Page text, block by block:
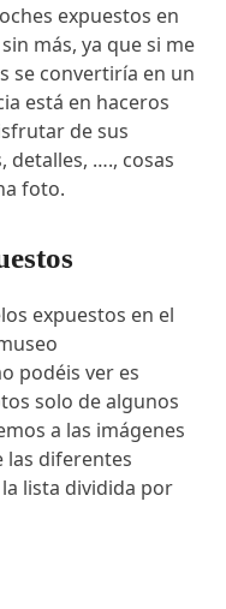
expuestos en
más, ya que si me
se convertiría en un
está en haceros
de sus
detalles, …., cosas
foto.
expuestos en el
podéis ver es
solo de algunos
a las imágenes
las diferentes
lista dividida por